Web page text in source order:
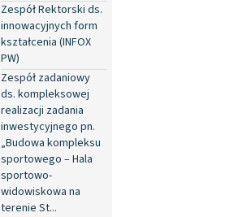
Zespół Rektorski ds.
innowacyjnych form
kształcenia (INFOX
PW)
Zespół zadaniowy
ds. kompleksowej
realizacji zadania
inwestycyjnego pn.
„Budowa kompleksu
sportowego – Hala
sportowo-
widowiskowa na
terenie St...